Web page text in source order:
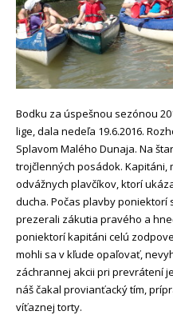
Bodku za úspešnou sezónou
lige, dala nedeľa 19.6.2016.
Splavom Malého Dunaja. Na
trojčlenných posádok. Kapitáni,
odvážnych plavčíkov, ktorí
ducha. Počas plavby poniektorí
prezerali zákutia pravého a
poniektorí kapitáni celú
mohli sa v kľude opaľovať,
záchrannej akcii pri prevrátení
náš čakal provianťacký tím,
víťaznej torty.